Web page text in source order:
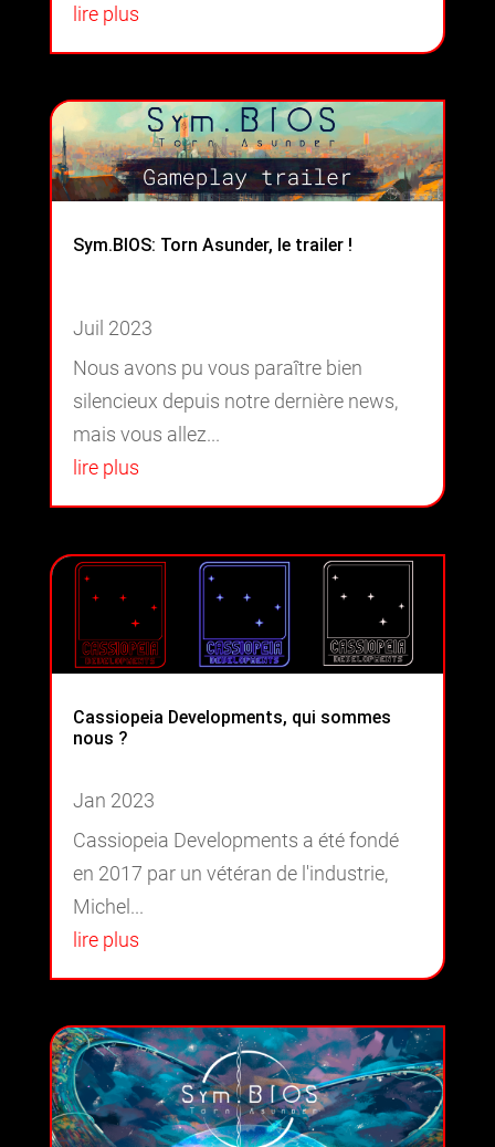
lire plus
Sym.BIOS: Torn Asunder, le trailer !
Juil 2023
Nous avons pu vous paraître bien
silencieux depuis notre dernière news,
mais vous allez...
lire plus
Cassiopeia Developments, qui sommes
nous ?
Jan 2023
Cassiopeia Developments a été fondé
en 2017 par un vétéran de l'industrie,
Michel...
lire plus